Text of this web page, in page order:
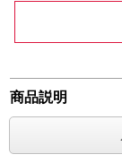
商品説明